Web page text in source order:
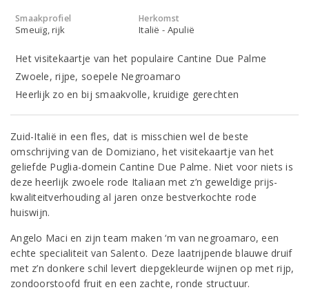
Smaakprofiel
Smeuïg, rijk
Herkomst
Italië - Apulië
Het visitekaartje van het populaire Cantine Due Palme
Zwoele, rijpe, soepele Negroamaro
Heerlijk zo en bij smaakvolle, kruidige gerechten
Zuid-Italië in een fles, dat is misschien wel de beste
omschrijving van de Domiziano, het visitekaartje van het
geliefde Puglia-domein Cantine Due Palme. Niet voor niets is
deze heerlijk zwoele rode Italiaan met z’n geweldige prijs-
kwaliteitverhouding al jaren onze bestverkochte rode
huiswijn.
Angelo Maci en zijn team maken ‘m van negroamaro, een
echte specialiteit van Salento. Deze laatrijpende blauwe druif
met z’n donkere schil levert diepgekleurde wijnen op met rijp,
zondoorstoofd fruit en een zachte, ronde structuur.